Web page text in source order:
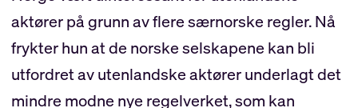
aktører på grunn av flere særnorske regler. Nå
frykter hun at de norske selskapene kan bli
utfordret av utenlandske aktører underlagt det
mindre modne nye regelverket, som kan